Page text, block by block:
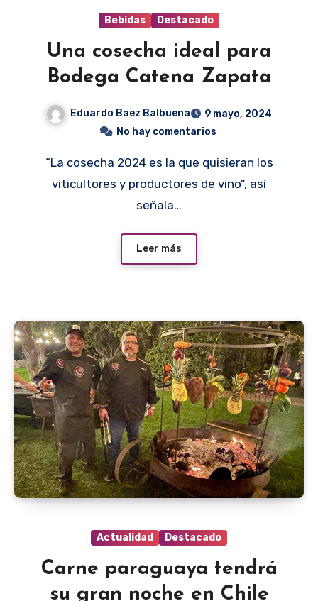
Bebidas Destacado
Una cosecha ideal para
Bodega Catena Zapata
Eduardo Baez Balbuena
9 mayo, 2024
No hay comentarios
“La cosecha 2024 es la que quisieran los
viticultores y productores de vino”, así
señala…
Leer más
Actualidad Destacado
Carne paraguaya tendrá
su gran noche en Chile